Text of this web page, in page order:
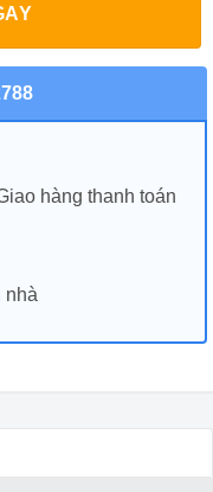
hàng thanh toán
nhà